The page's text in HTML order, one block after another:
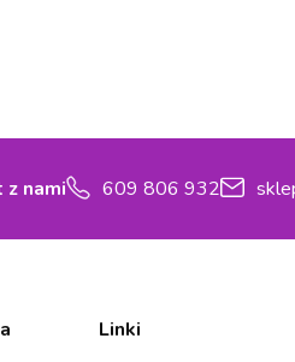
nami 609 806 932
Linki